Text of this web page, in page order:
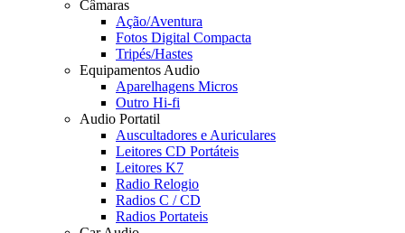
Câmaras
Ação/Aventura
Fotos Digital Compacta
Tripés/Hastes
Equipamentos Audio
Aparelhagens Micros
Outro Hi-fi
Audio Portatil
Auscultadores e Auriculares
Leitores CD Portáteis
Leitores K7
Radio Relogio
Radios C / CD
Radios Portateis